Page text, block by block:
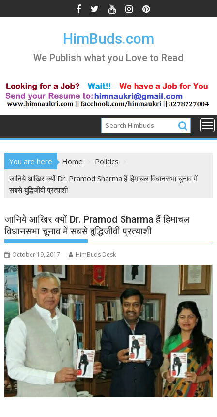
to
HimBuds.com
We Publish what you Love to Read
You are here Home
Politics
जानिये आखिर क्यों Dr. Pramod Sharma हैं हिमाचल विधानसभा चुनाव में
सबसे बुद्धिजीवी प्रत्याशी
जानिये आखिर क्यों Dr. Pramod Sharma हैं हिमाचल
विधानसभा चुनाव में सबसे बुद्धिजीवी प्रत्याशी
October 19, 2017 HimBuds Desk